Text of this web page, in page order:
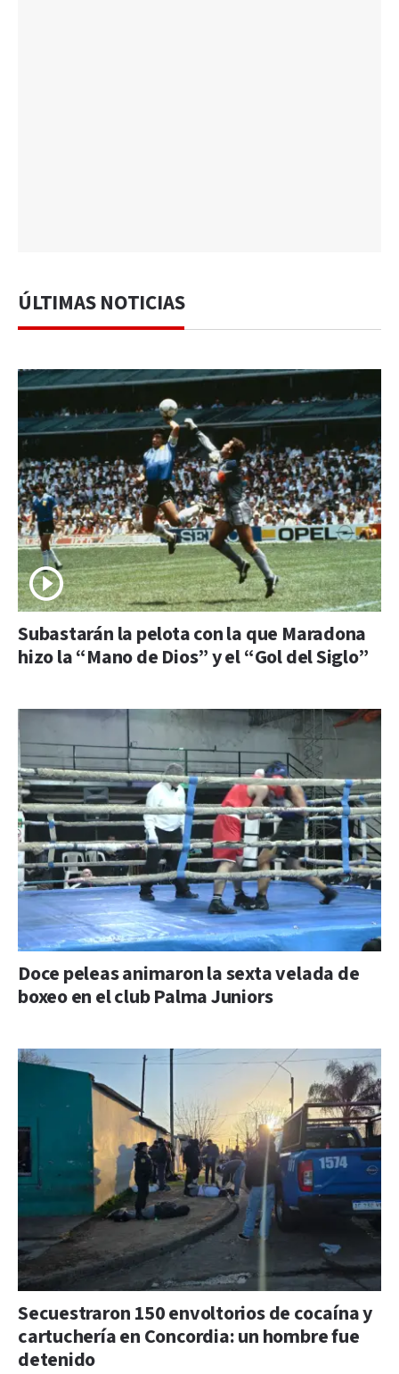
ÚLTIMAS NOTICIAS
Subastarán la pelota con la que Maradona
hizo la “Mano de Dios” y el “Gol del Siglo”
Doce peleas animaron la sexta velada de
boxeo en el club Palma Juniors
Secuestraron 150 envoltorios de cocaína y
cartuchería en Concordia: un hombre fue
detenido